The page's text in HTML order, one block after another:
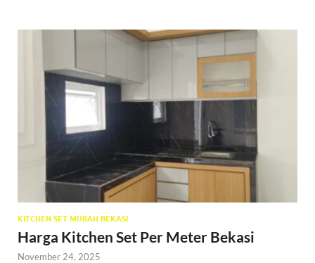
KITCHEN SET MURAH BEKASI
Harga Kitchen Set Per Meter Bekasi
November 24, 2025